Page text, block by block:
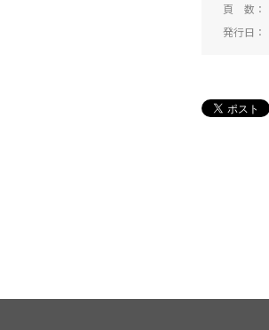
頁 数
発行日